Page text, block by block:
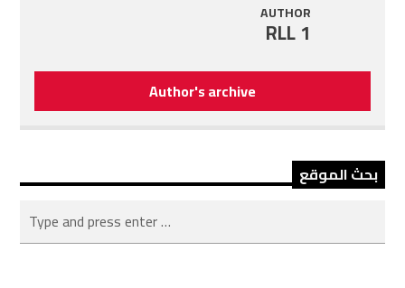
AUTHOR
RLL 1
Author's archive
بحث الموقع